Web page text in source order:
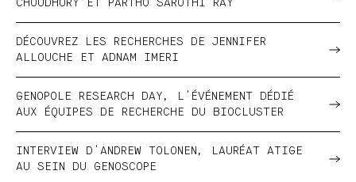
CHOUDHURY ET PARTHO SAROTHI RAY
DÉCOUVREZ LES RECHERCHES DE JENNIFER
ALLOUCHE ET ADNAM IMERI
GENOPOLE RESEARCH DAY, L'ÉVÉNEMENT DÉDIÉ
AUX ÉQUIPES DE RECHERCHE DU BIOCLUSTER
INTERVIEW D'ANDREW TOLONEN, LAURÉAT ATIGE
AU SEIN DU GENOSCOPE